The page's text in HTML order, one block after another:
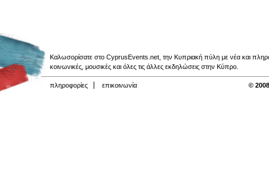
Καλωσορίσατε στο CyprusEvents.net, την Κυπριακή πύλη με νέα και
κοινωνικές, μουσικές και όλες τις άλλες εκδηλώσεις στην Κύπρο.
πληροφορίες επικοινωνία ©